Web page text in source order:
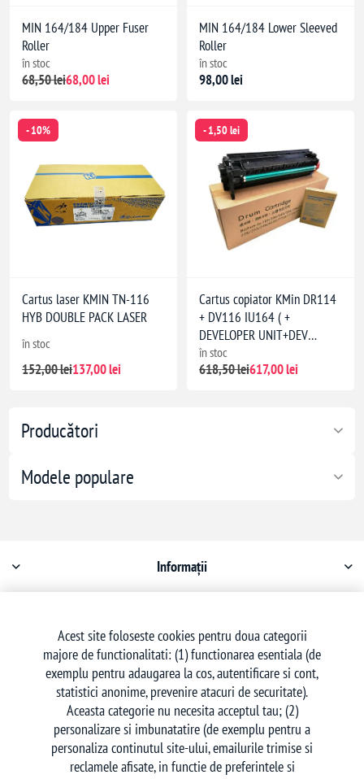
Producători
Modele populare
MIN 164/184 Upper Fuser
Roller
în stoc
68,50 lei68,00 lei
MIN 164/184 Lower Sleeved
Roller
în stoc
98,00 lei
- 10%
Cartus laser KMIN TN-116
HYB DOUBLE PACK LASER
în stoc
152,00 lei137,00 lei
- 1,50 lei
Cartus copiator KMin DR114
+ DV116 IU164 ( +
DEVELOPER UNIT+DEV
POWDER)
în stoc
618,50 lei617,00 lei
Informații
Serviciu clienți
Acest site foloseste cookies pentru doua categorii
majore de functionalitati: (1) functionarea esentiala (de
exemplu pentru adaugarea la cos, autentificare si cont,
statistici anonime, prevenire atacuri de securitate).
Aceasta categorie nu necesita acceptul tau; (2)
personalizare si imbunatatire (de exemplu pentru a
personaliza continutul site-ului, emailurile trimise si
reclamele afisate, in functie de preferintele si